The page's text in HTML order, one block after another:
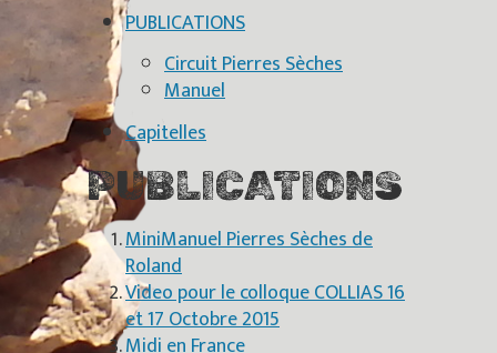
PUBLICATIONS
Circuit Pierres Sèches
Manuel
Capitelles
PUBLICATIONS
MiniManuel Pierres Sèches de
Roland
Video pour le colloque COLLIAS 16
et 17 Octobre 2015
Midi en France